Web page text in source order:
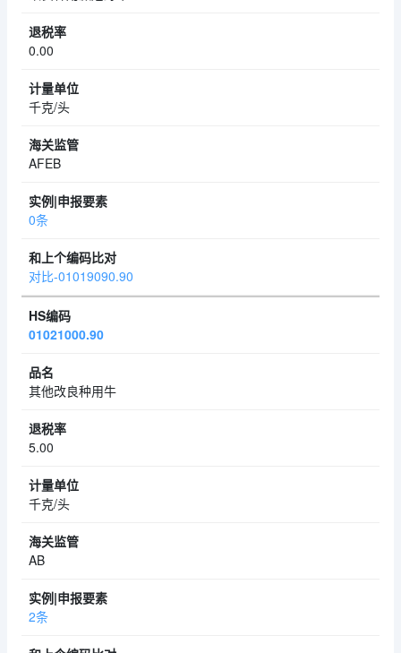
0.00
千克/头
AFEB
0条
对比-01019090.90
01021000.90
其他改良种用牛
5.00
千克/头
AB
2条